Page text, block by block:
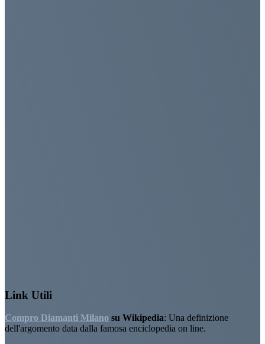
Link Utili
Compro Diamanti Milano su Wikipedia: Una definizione
dell'argomento data dalla famosa enciclopedia on line.